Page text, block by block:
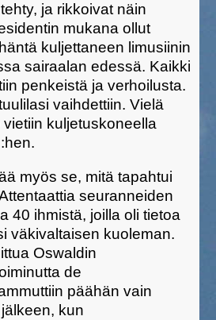
ja rikkoivat näin
mukana ollut
kuljettaneen limusiinin
sairaalan edessä. Kaikki
penkeistä ja verhoilusta.
vaihdettiin. Vielä
kuljetuskoneella
myös se, mitä tapahtui
seuranneiden
40 ihmistä, joilla oli tietoa
väkivaltaisen kuoleman.
Oswaldin
de
päähän vain
kun